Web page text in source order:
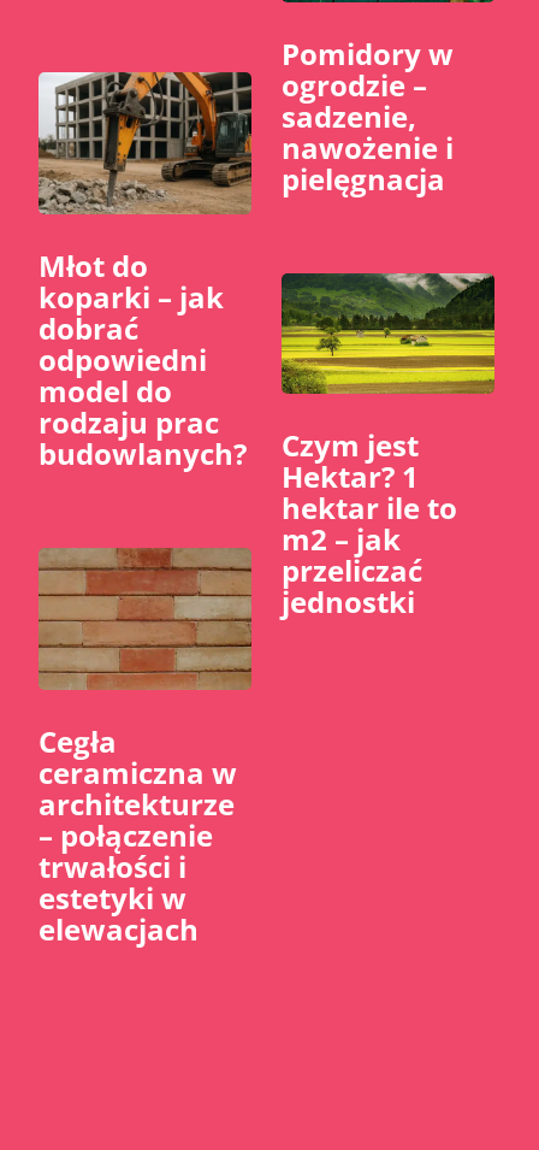
Młot do
koparki – jak
dobrać
odpowiedni
model do
rodzaju prac
budowlanych?
Cegła
ceramiczna w
architekturze
– połączenie
trwałości i
estetyki w
elewacjach
Pomidory w
ogrodzie –
sadzenie,
nawożenie i
pielęgnacja
Czym jest
Hektar? 1
hektar ile to
m2 – jak
przeliczać
jednostki